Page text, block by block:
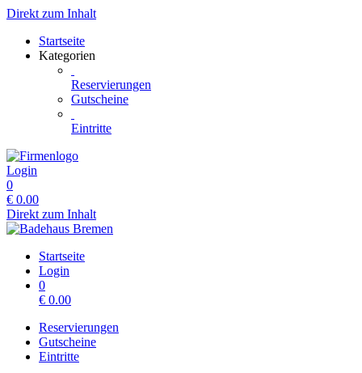
Direkt zum Inhalt
Startseite
Kategorien
Reservierungen
Gutscheine
Eintritte
Login
0
€ 0.00
Direkt zum Inhalt
Startseite
Login
0
€ 0.00
Reservierungen
Gutscheine
Eintritte